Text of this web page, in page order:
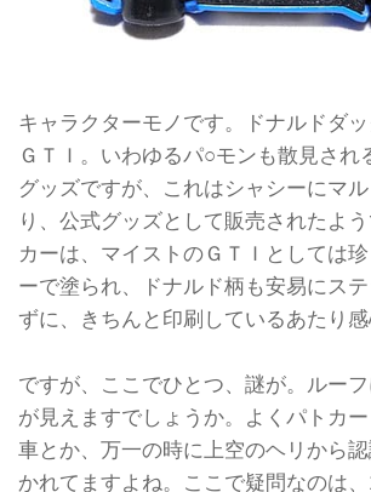
キャラクターモノです。ドナルドダ
ＧＴＩ。いわゆるパ○モンも散見され
グッズですが、これはシャシーにマ
り、公式グッズとして販売されたよ
カーは、マイストのＧＴＩとしては
ーで塗られ、ドナルド柄も安易にス
ずに、きちんと印刷しているあたり感
ですが、ここでひとつ、謎が。ルー
が見えますでしょうか。よくパトカ
車とか、万一の時に上空のヘリから
かれてますよね。ここで疑問なのは